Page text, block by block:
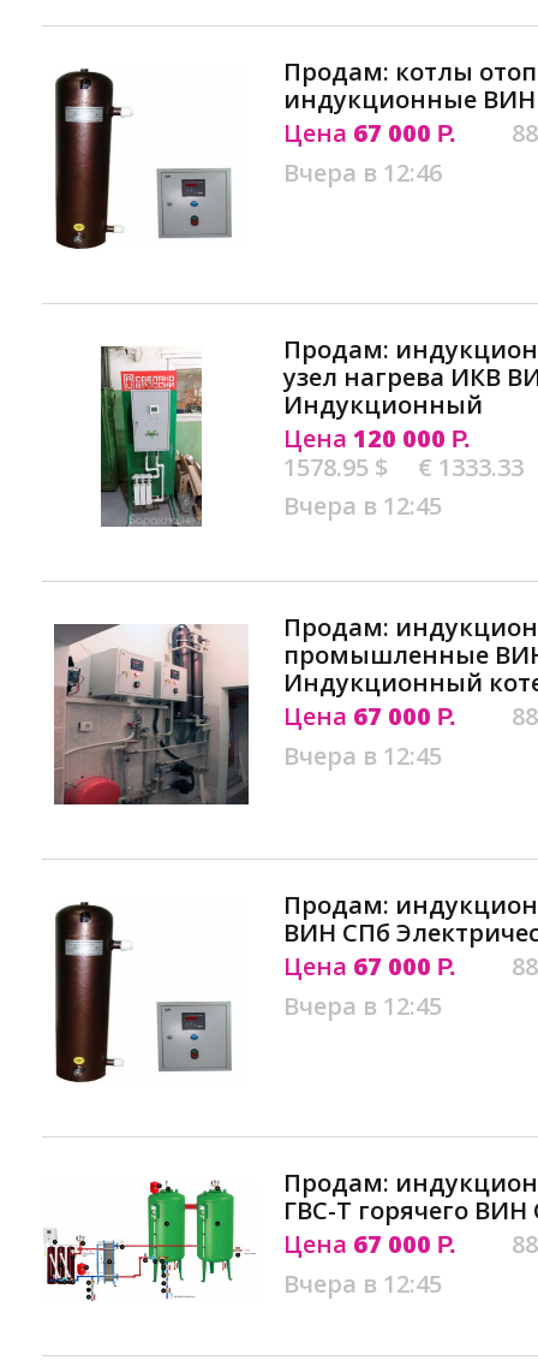
Продам: котлы
индукционные
Цена 67 000 Р.
Вчера в 12:46
Продам:
узел нагрева ИКВ
Индукционный
Цена 120 000 Р.
1578.95 $
€ 1333.33
Вчера в 12:45
Продам:
промышленные
Индукционный
Цена 67 000 Р.
Вчера в 12:45
Продам:
ВИН СПб
Цена 67 000 Р.
Вчера в 12:45
Продам:
ГВС-Т горячего
Цена 67 000 Р.
Вчера в 12:45